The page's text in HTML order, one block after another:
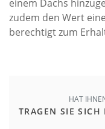
einem Dachs
zudem den Wert
berechtigt zum
HAT
TRAGEN SIE SICH